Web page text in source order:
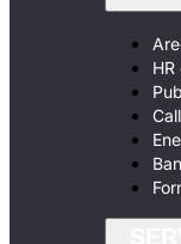
HR